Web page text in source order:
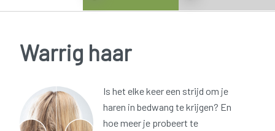
Warrig haar
Is het elke keer een strijd om je
haren in bedwang te krijgen? En
hoe meer je probeert te